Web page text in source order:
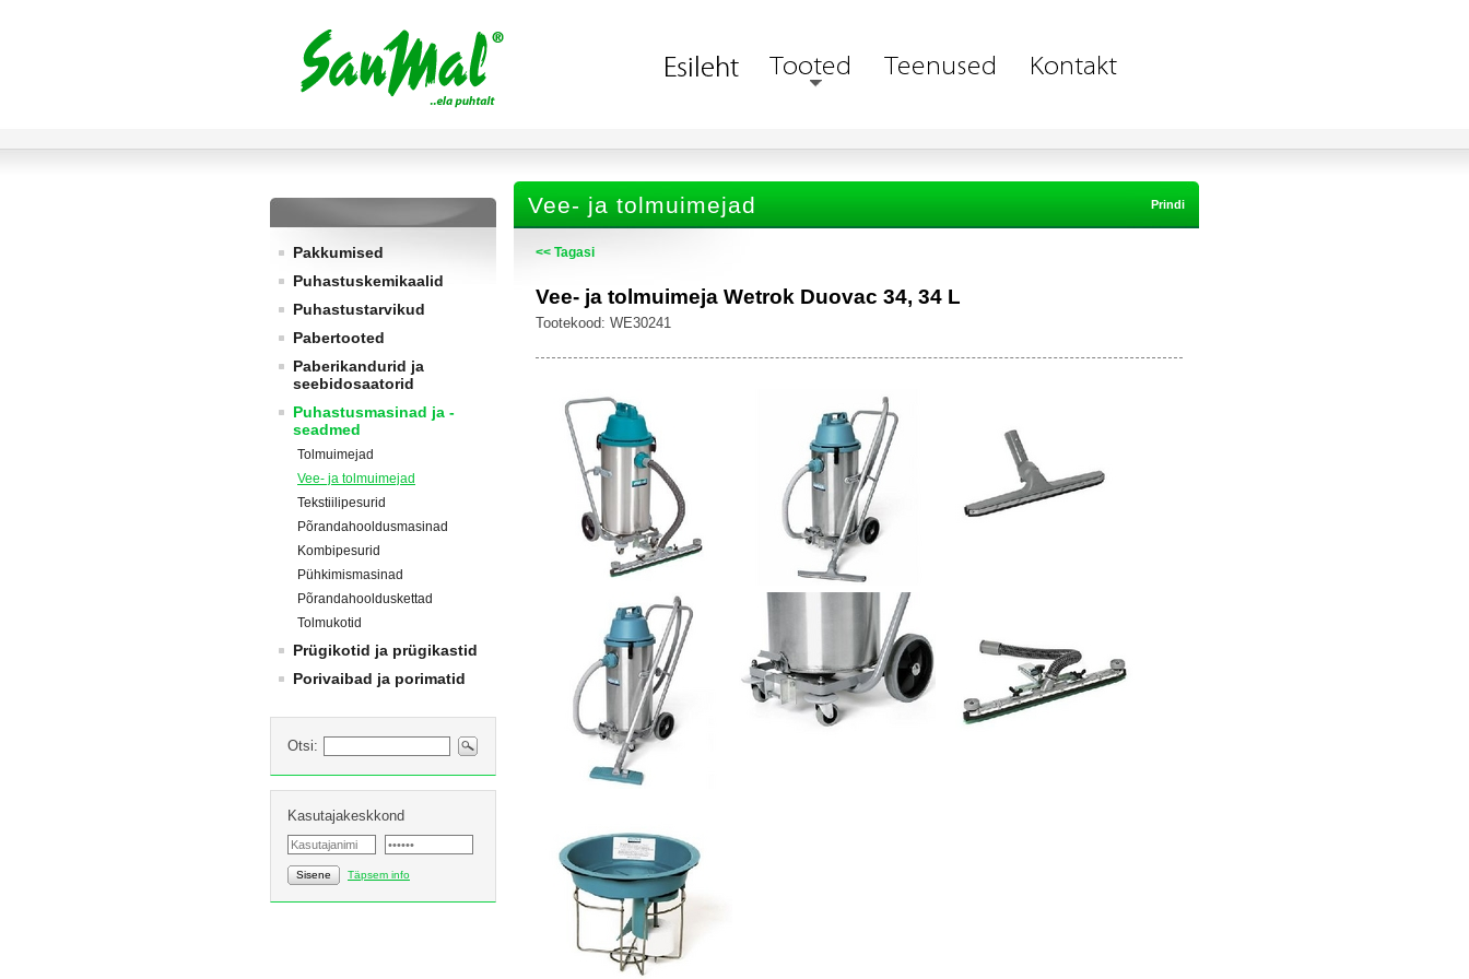
Pakkumised
Puhastuskemikaalid
Puhastustarvikud
Pabertooted
Paberikandurid ja
seebidosaatorid
Puhastusmasinad ja -
seadmed
Tolmuimejad
Vee- ja tolmuimejad
Tekstiilipesurid
Põrandahooldusmasinad
Kombipesurid
Pühkimismasinad
Põrandahoolduskettad
Tolmukotid
Prügikotid ja prügikastid
Porivaibad ja porimatid
Otsi:
Kasutajakeskkond
Sisene Täpsem info
Prindi
Vee- ja tolmuimejad
<< Tagasi
Vee- ja tolmuimeja Wetrok Duovac 34, 34 L
Tootekood: WE30241